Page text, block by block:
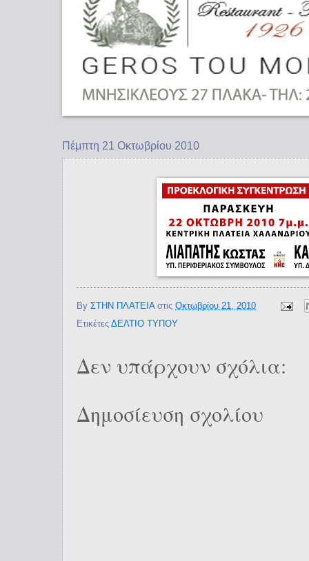
Πέμπτη 21 Οκτωβρίου 2010
By ΣΤΗΝ ΠΛΑΤΕΙΑ στις Οκτωβρίου 21, 2010
Ετικέτες ΔΕΛΤΙΟ ΤΥΠΟΥ
Δεν υπάρχουν σχόλια:
Δημοσίευση σχολίου